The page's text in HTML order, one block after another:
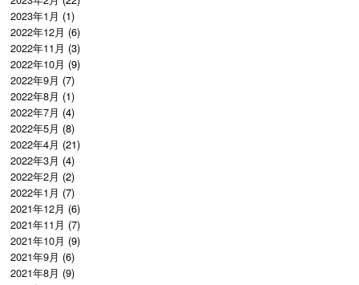
2023年1月 (1)
2022年12月 (6)
2022年11月 (3)
2022年10月 (9)
2022年9月 (7)
2022年8月 (1)
2022年7月 (4)
2022年5月 (8)
2022年4月 (21)
2022年3月 (4)
2022年2月 (2)
2022年1月 (7)
2021年12月 (6)
2021年11月 (7)
2021年10月 (9)
2021年9月 (6)
2021年8月 (9)